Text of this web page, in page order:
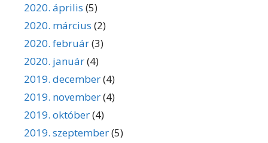
2020. április (5)
2020. március (2)
2020. február(3)
2020. január(4)
2019. december(4)
2019. november(4)
2019. október(4)
2019. szeptember(5)